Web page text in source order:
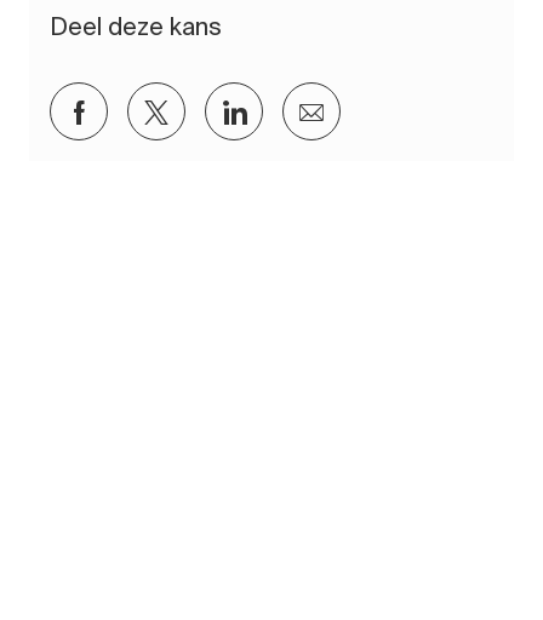
Deel deze kans
Delen via Facebook
Delen via twitter
Delen via LinkedIn
Delen via e-mail